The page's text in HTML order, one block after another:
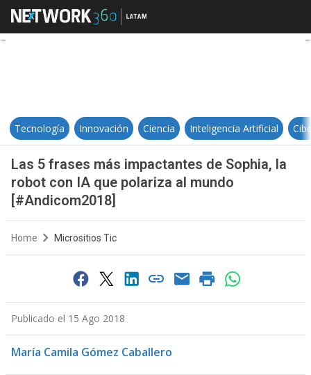
Las 5 frases más impactantes
Tecnología Innovación Ciencia Inteligencia Artificial
Las 5 frases más impactantes de Sophia, la
robot con IA que polariza al mundo
[#Andicom2018]
Home Micrositios Tic
Publicado el 15 Ago 2018
María Camila Gómez Caballero